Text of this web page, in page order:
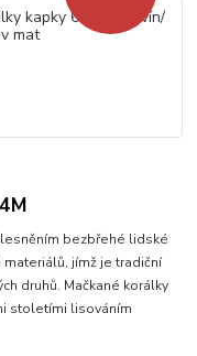
bezbřehé lidské
jímž je tradiční
druhů. Mačkané korálky
stoletími lisováním